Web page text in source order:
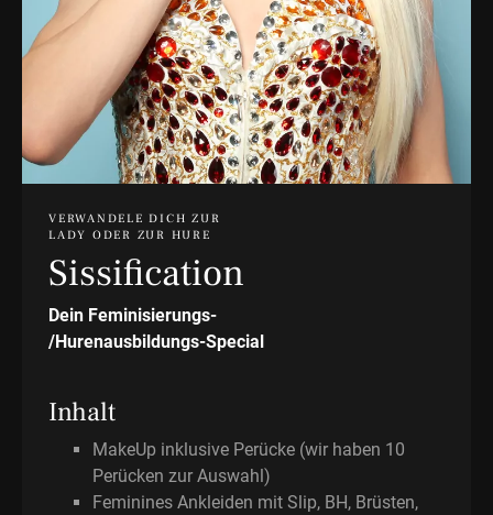
VERWANDELE DICH ZUR
LADY ODER ZUR HURE
Sissification
Dein Feminisierungs-
/Hurenausbildungs-Special
Inhalt
MakeUp inklusive Perücke (wir haben 10
Perücken zur Auswahl)
Feminines Ankleiden mit Slip, BH, Brüsten,